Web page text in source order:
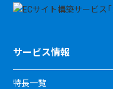
サービス情報
特長一覧